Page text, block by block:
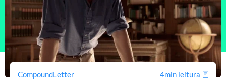
CompoundLetter 4min leitura